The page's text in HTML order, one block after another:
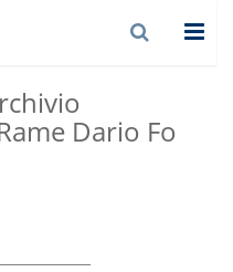
Dario Fo